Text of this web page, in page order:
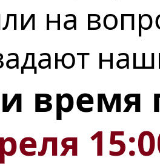
на
время